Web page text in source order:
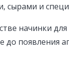
и
начинки
до появления